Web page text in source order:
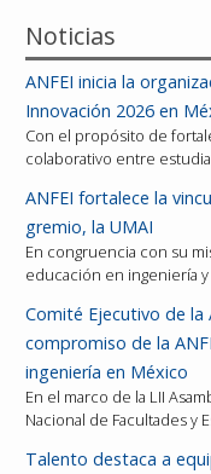
Noticias
ANFEI inicia la
Innovación 2026 en
Con el propósito de
colaborativo entre
ANFEI fortalece la
gremio, la UMAI
En congruencia con su
educación en ingeniería
Comité Ejecutivo de la
compromiso de la
ingeniería en México
En el marco de la LII
Nacional de Facultades y
Talento destaca a